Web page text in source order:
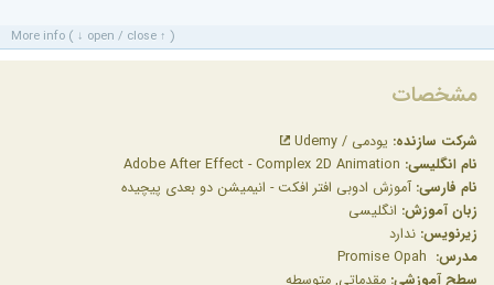
More info ( ↓ open / close ↑ )
مشخصات
شرکت سازنده: یودمی / Udemy
نام انگلیسی:
نام فارسی: آموزش ادوبی افتر افکت - انیمیشن دو بعدی پیچیده
زبان آموزش: انگلیسی
زیرنویس: ندارد
مدرس: Promise Opah